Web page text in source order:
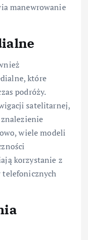
manewrowanie
które
podróży.
satelitarnej,
wiele modeli
korzystanie z